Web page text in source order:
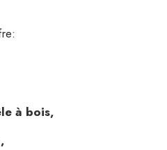
à bois,